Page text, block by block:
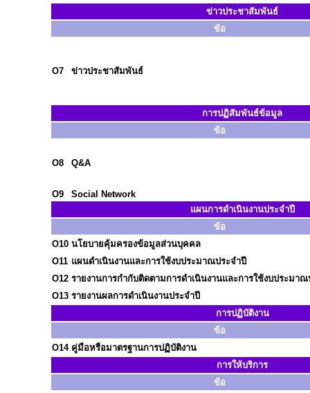
ข่าวประชาสัมพันธ์
ข้อ
O7 ข่าวประชาสัมพันธ์
การปฏิสัมพันธ์ข้อมูล
ข้อ
O8 Q&A
O9
Social Network
แผนการดำเนินงานประจำปี
ข้อ
O10 นโยบายคุ้มครองข้อมูลส่วนบุคคล
O11 แผนดำเนินงานและการใช้งบประมาณประจำปี
O12 รายงานการกำกับติดตามการดำเนินงานและการใช้งบประมา
O13 รายงานผลการดำเนินงานประจำปี
การปฏิบัติงาน
ข้อ
O14 คู่มือหรือมาตรฐานการปฏิบัติงาน
การให้บริการ
ข้อ